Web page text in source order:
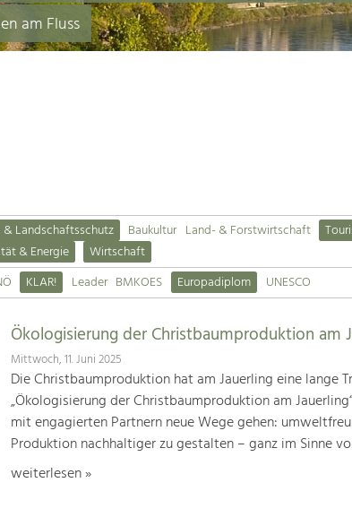
am Fluss
& Landschaftsschutz Baukultur Land- & Forstwirtschaft
& Energie
Wirtschaft
KLAR! Leader BMKOES Europadiplom UNESCO
Ökologisierung der Christbaumproduktion am
Mittwoch, 11. Juni 2025
Die Christbaumproduktion hat am Jauerling eine lange
„Ökologisierung der Christbaumproduktion am
mit engagierten Partnern neue Wege gehen:
Produktion nachhaltiger zu gestalten – ganz im Sinne
weiterlesen »